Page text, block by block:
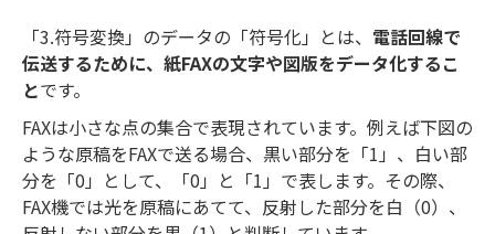
「3.符号変換」のデータの「符号化」とは、 電話回線で
伝送するために、紙FAXの文字や図版をデータ化するこ
とです。
FAXは小さな点の集合で表現されています。例えば下図の
ような原稿をFAXで送る場合、黒い部分を「1」、白い部
分を「0」として、「0」と「1」で表します。その際、
FAX機では光を原稿にあてて、反射した部分を白（0）、